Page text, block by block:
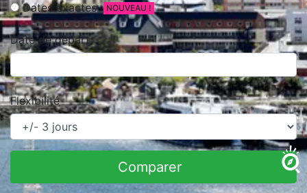
Dates exactes NOUVEAU !
Date de départ
Flexibilité
Comparer